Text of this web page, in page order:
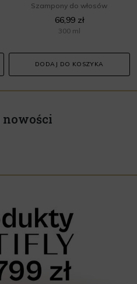
Szampony do włosów
66,99 zł
300 ml
DODAJ DO KOSZYKA